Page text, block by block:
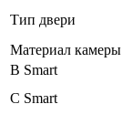
Тип двери
Материал камеры
B Smart
C Smart